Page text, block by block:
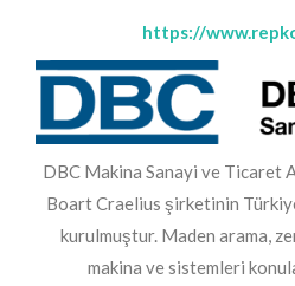
https://
DBC Makina Sanayi ve Ticaret
Boart Craelius şirketinin
kurulmuştur. Maden arama,
makina ve sistemleri